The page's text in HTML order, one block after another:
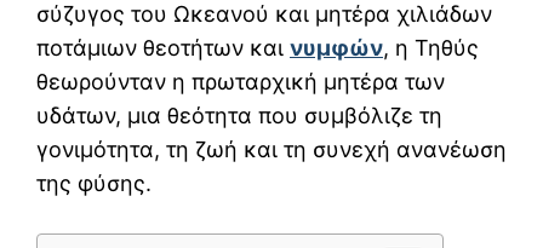
σύζυγος του Ωκεανού και μητέρα χιλιάδων
ποτάμιων θεοτήτων και νυμφών, η Τηθύς
θεωρούνταν η πρωταρχική μητέρα των
υδάτων, μια θεότητα που συμβόλιζε τη
γονιμότητα, τη ζωή και τη συνεχή ανανέωση
της φύσης.